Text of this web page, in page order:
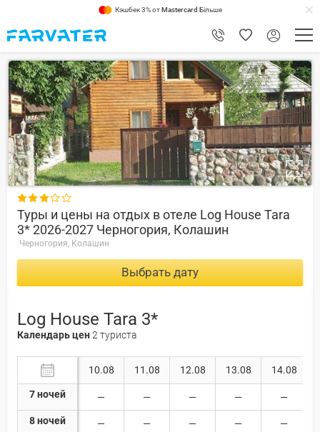
Кэшбек 3% отMastercard Більше
10

Туры и цены на отдых в отеле Log House Tara
3* 2026-2027 Черногория, Колашин
Черногория, Колашин
Выбрать дату
Log House Tara 3*
Календарь цен2 туриста
7 ночей
8 ночей
10.08 11.08 12.08 13.08 14.08